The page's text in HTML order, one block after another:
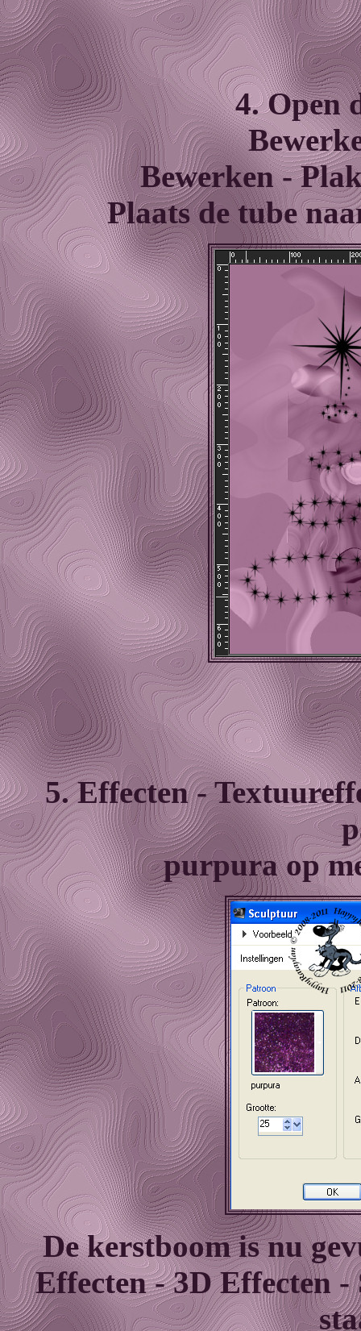
4. Open
Bewerken -
Plaats de tube
5. Effecten -
purpura op
De kerstboom is nu
Effecten - 3D Effecten